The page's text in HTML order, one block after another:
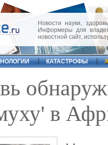
Новости науки,
Информеры для
новостной сайт,
КАТАСТРОФЫ
в